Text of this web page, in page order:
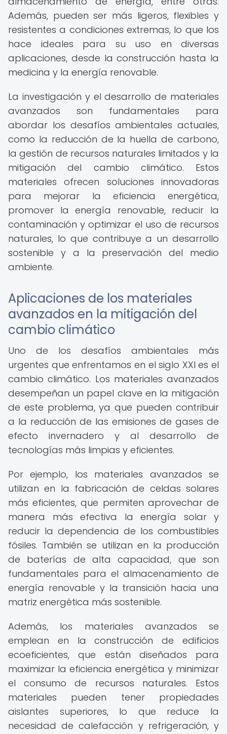
Además, pueden ser más ligeros, flexibles y
resistentes a condiciones extremas, lo que los
hace ideales para su uso en diversas
aplicaciones, desde la construcción hasta la
medicina y la energía renovable.
La investigación y el desarrollo de materiales
avanzados son fundamentales para
abordar los desafíos ambientales actuales,
como la reducción de la huella de carbono,
la gestión de recursos naturales limitados y la
mitigación del cambio climático. Estos
materiales ofrecen soluciones innovadoras
para mejorar la eficiencia energética,
promover la energía renovable, reducir la
contaminación y optimizar el uso de recursos
naturales, lo que contribuye a un desarrollo
sostenible y a la preservación del medio
ambiente.
Aplicaciones de los materiales
avanzados en la mitigación del
cambio climático
Uno de los desafíos ambientales más
urgentes que enfrentamos en el siglo XXI es el
cambio climático. Los materiales avanzados
desempeñan un papel clave en la mitigación
de este problema, ya que pueden contribuir
a la reducción de las emisiones de gases de
efecto invernadero y al desarrollo de
tecnologías más limpias y eficientes.
Por ejemplo, los materiales avanzados se
utilizan en la fabricación de celdas solares
más eficientes, que permiten aprovechar de
manera más efectiva la energía solar y
reducir la dependencia de los combustibles
fósiles. También se utilizan en la producción
de baterías de alta capacidad, que son
fundamentales para el almacenamiento de
energía renovable y la transición hacia una
matriz energética más sostenible.
Además, los materiales avanzados se
emplean en la construcción de edificios
ecoeficientes, que están diseñados para
maximizar la eficiencia energética y minimizar
el consumo de recursos naturales. Estos
materiales pueden tener propiedades
aislantes superiores, lo que reduce la
necesidad de calefacción y refrigeración, y